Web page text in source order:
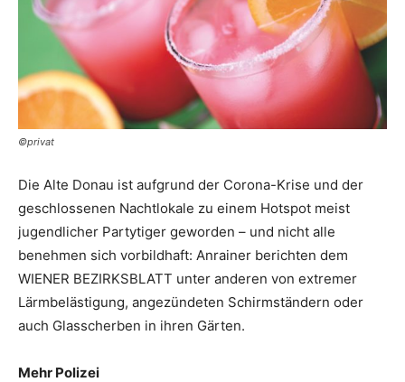
©privat
Die Alte Donau ist aufgrund der Corona-Krise und der
geschlossenen Nachtlokale zu einem Hotspot meist
jugendlicher Partytiger geworden – und nicht alle
benehmen sich vorbildhaft: Anrainer berichten dem
WIENER BEZIRKSBLATT unter anderen von extremer
Lärmbelästigung, angezündeten Schirmständern oder
auch Glasscherben in ihren Gärten.
Mehr Polizei